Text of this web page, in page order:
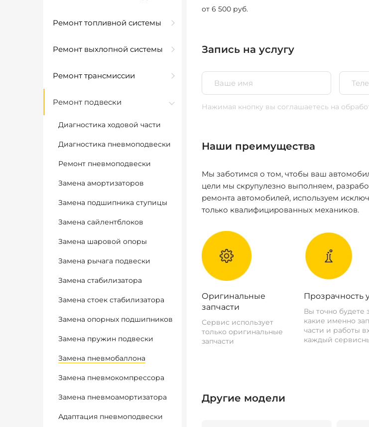
Ремонт топливной системы
Ремонт выхлопной системы
Ремонт трансмиссии
Ремонт подвески
Диагностика ходовой части
Диагностика пневмоподвески
Ремонт пневмоподвески
Замена амортизаторов
Замена подшипника ступицы
Замена сайлентблоков
Замена шаровой опоры
Замена рычага подвески
Замена стабилизатора
Замена стоек стабилизатора
Замена опорных подшипников
Замена пружин подвески
Замена пневмобаллона
Замена пневмокомпрессора
Замена пневмоамортизатора
Адаптация пневмоподвески
от 6 500 руб.
Запись на услугу
Нажимая кнопку вы соглашаетесь на
Наши преимущества
Мы заботимся о том, чтобы ваш
цели мы скрупулезно выполняем,
ремонта автомобилей, используем
только квалифицированных механиков.
Оригинальные
запчасти
Сервис использует
только оригинальные
запчасти
Прозрачность
Вы точно будете
какие именно
части и работы
каждый
Другие модели